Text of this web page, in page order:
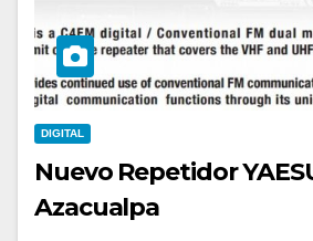
DIGITAL
Nuevo Repetidor
Azacualpa